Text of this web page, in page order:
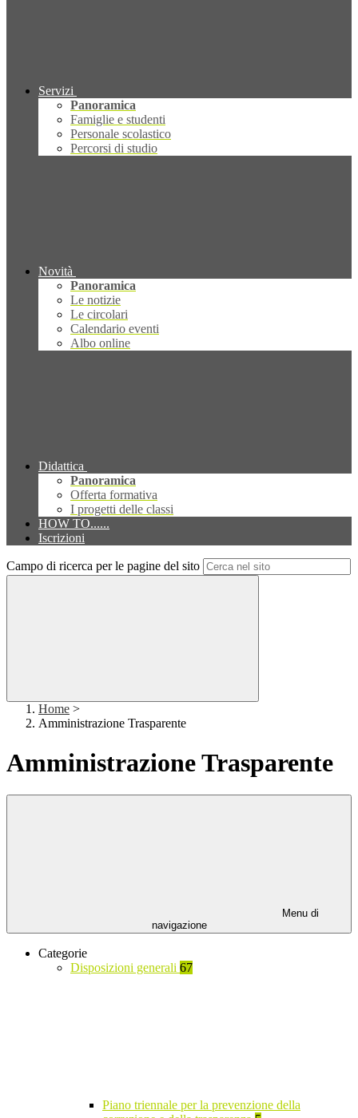
Servizi
Panoramica
Famiglie e studenti
Personale scolastico
Percorsi di studio
Novità
Panoramica
Le notizie
Le circolari
Calendario eventi
Albo online
Didattica
Panoramica
Offerta formativa
I progetti delle classi
HOW TO......
Iscrizioni
Campo di ricerca per le pagine del sito
Home >
Amministrazione Trasparente
Amministrazione Trasparente
Menu di
navigazione
Categorie
Disposizioni generali 67
Piano triennale per la prevenzione della